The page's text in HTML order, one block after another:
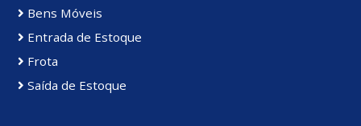
Bens Móveis
Entrada de Estoque
Frota
Saída de Estoque